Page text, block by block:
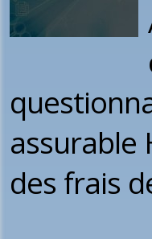
assurable
des frais